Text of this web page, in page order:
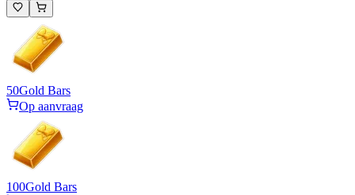
50Gold Bars
Op aanvraag
100Gold Bars